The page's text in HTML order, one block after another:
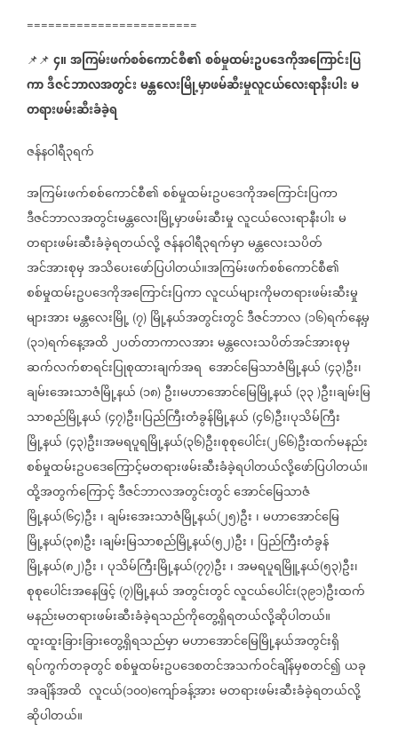
========================
📌📌 ၄။အကြမ်းဖက်စစ်ကောင်စီ၏စစ်မှုထမ်းဥပဒေကိုအကြောင်းပြ
ကာဒီဇင်ဘာလအတွင်းမန္တလေးမြို့မှာဖမ်ဆီးမှုလူငယ်လေးရာနီးပါးမ
တရားဖမ်းဆီးခံခဲ့ရ
ဇန်နဝါရီ၃ရက်
အကြမ်းဖက်စစ်ကောင်စီ၏စစ်မှုထမ်းဥပဒေကိုအကြောင်းပြကာ
ဒီဇင်ဘာလအတွင်းမန္တလေးမြို့မှာဖမ်းဆီးမှုလူငယ်လေးရာနီးပါးမ
တရားဖမ်းဆီးခံခဲ့ရတယ်လို့ဇန်နဝါရီ၃ရက်မှာမန္တလေးသပိတ်
အင်အားစုမှအသိပေးဖော်ပြပါတယ်။အကြမ်းဖက်စစ်ကောင်စီ၏
စစ်မှုထမ်းဥပဒေကိုအကြောင်းပြကာလူငယ်များကိုမတရားဖမ်းဆီးမှု
များအားမန္တလေးမြို့ (၇) မြို့နယ်အတွင်းတွင်ဒီဇင်ဘာလ (၁၆)ရက်နေ့မှ
(၃၁)ရက်နေ့အထိ၂ပတ်တာကာလအားမန္တလေးသပိတ်အင်အားစုမှ
ဆက်လက်စာရင်းပြုစုထားချက်အရ အောင်မြေသာဇံမြို့နယ် (၄၃)ဦး၊
ချမ်းအေးသာဇံမြို့နယ် (၁၈) ဦး၊မဟာအောင်မြေမြို့နယ် (၃၃ )ဦး၊ချမ်းမြ
သာစည်မြို့နယ် (၄၇)ဦး၊ပြည်ကြီးတံခွန်မြို့နယ် (၄၆)ဦး၊ပုသိမ်ကြီး
မြို့နယ် (၄၃)ဦး၊အမရပူရမြို့နယ်(၃၆)ဦး၊စုစုပေါင်း(၂၆၆)ဦးထက်မနည်း
စစ်မှုထမ်းဥပဒေကြောင့်မတရားဖမ်းဆီးခံခဲ့ရပါတယ်လို့ဖော်ပြပါတယ်။
ထို့အတွက်ကြောင့်ဒီဇင်ဘာလအတွင်းတွင်အောင်မြေသာဇံ
မြို့နယ်(၆၄)ဦး ၊ချမ်းအေးသာဇံမြို့နယ်(၂၅)ဦး ၊မဟာအောင်မြေ
မြို့နယ်(၃၈)ဦး ၊ချမ်းမြသာစည်မြို့နယ်(၅၂)ဦး ၊ ပြည်ကြီးတံခွန်
မြို့နယ်(၈၂)ဦး ၊ပုသိမ်ကြီးမြို့နယ်(၇၇)ဦး ၊အမရပူရမြိူ့နယ်(၅၃)ဦး၊
စုစုပေါင်းအနေဖြင့် (၇)မြို့နယ်အတွင်းတွင်လူငယ်ပေါင်း(၃၉၁)ဦးထက်
မနည်းမတရားဖမ်းဆီးခံခဲ့ရသည်ကိုတွေ့ရှိရတယ်လို့ဆိုပါတယ်။
ထူးထူးခြားခြားတွေ့ရှိရသည်မှာမဟာအောင်မြေမြို့နယ်အတွင်းရှိ
ရပ်ကွက်တခုတွင်စစ်မှုထမ်းဥပဒေစတင်အသက်ဝင်ချိန်မှစတင်၍ယခု
အချိန်အထိ လူငယ်(၁၀၀)ကျော်ခန့်အားမတရားဖမ်းဆီးခံခဲ့ရတယ်လို့
ဆိုပါတယ်။